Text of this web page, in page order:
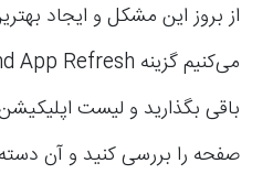
از بروز این مشکل و ایجاد
باقی بگذارید و لیست
صفحه را بررسی کنید و آن دسته